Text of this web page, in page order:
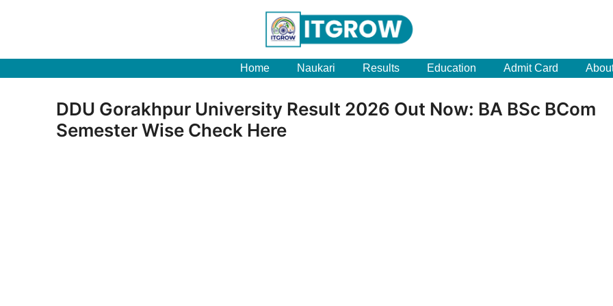
Home Naukari Results Education Admit Card
DDU Gorakhpur University Result 2026 Out Now: BA BSc BCom
Semester Wise Check Here